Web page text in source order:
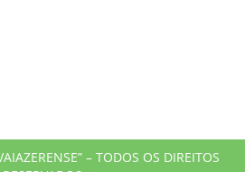
– TODOS OS DIREITOS